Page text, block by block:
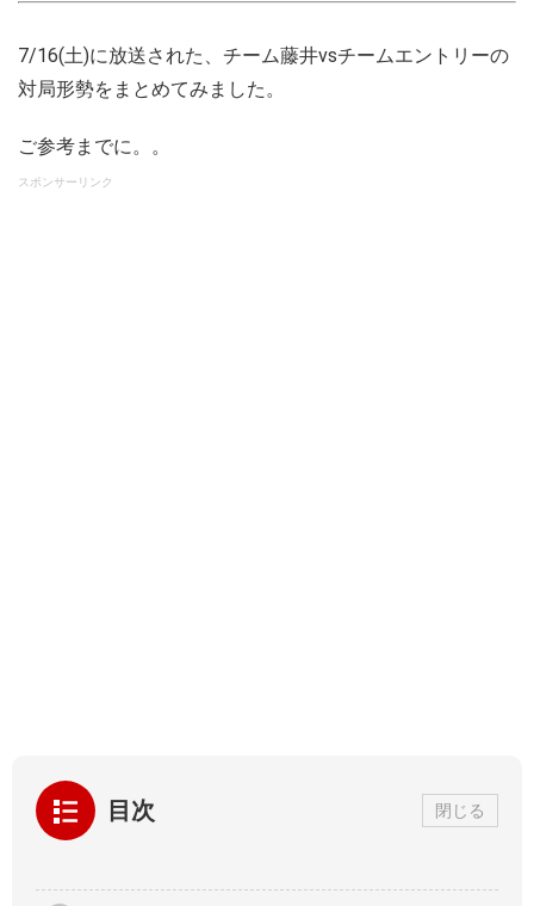
7/16(土)に放送された、チーム藤井vsチームエントリーの
対局形勢をまとめてみました。
ご参考までに。。
スポンサーリンク
目次 閉じる